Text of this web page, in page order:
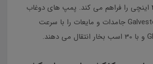
اینچ با تخلیه 4 اینچی را فراهم می کند. پمپ های دوغاب
شناور Galveston 3304 جامدات و مایعات را با سرعت